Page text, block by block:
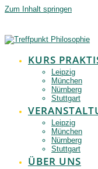
Zum Inhalt springen
KURS
Leipzig
München
Nürnberg
Stuttgart
Leipzig
München
Nürnberg
Stuttgart
ÜBER UNS